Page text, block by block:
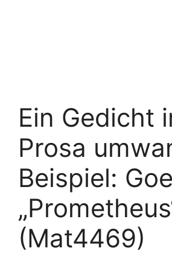
Ein Gedicht
Prosa
Beispiel:
(Mat4469)